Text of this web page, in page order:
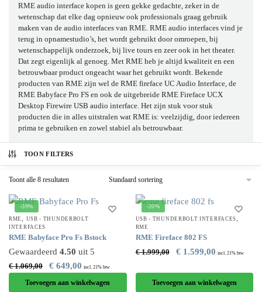
RME audio interfacekopen is geen gekke gedachte, zeker in de
wetenschap dat elke dag opnieuw ook professionals graag gebruik
maken van de audio interfaces van RME. RME audio interfaces vind je
terug in opnamestudio’s, het wordt gebruikt door omroepen, bij
wetenschappelijk onderzoek, bij live tours en zeer ook in het theater.
Dat zegt eigenlijk al genoeg. Met RME heb je altijd kwaliteit en een
betrouwbaar product ongeacht waar het gebruikt wordt. Bekende
producten van RME zijn wel de RME fireface UC Audio Interface, de
RME Babyface Pro FSen ook de uitgebreide RME Fireface UCX
Desktop Firewire USB audio interface. Het zijn stuk voor stuk
producten die in alles uitstralen wat RME is: veelzijdig, door iedereen
prima te gebruiken en zowel stabiel als betrouwbaar.
TOON FILTERS
Toont alle 8 resultaten
-39%
RME
USB - THUNDERBOLT
INTERFACES
RME Babyface Pro Fs Bstock
Gewaardeerd 4.50 uit 5
€1.069,00 € 649,00 incl. 21% btw
Toevoegen aan winkelwagen
-20%
USB - THUNDERBOLT INTERFACES
RME
RME Fireface 802 FS
€1.999,00 €1.599,00 incl. 21% btw
Toevoegen aan winkelwagen